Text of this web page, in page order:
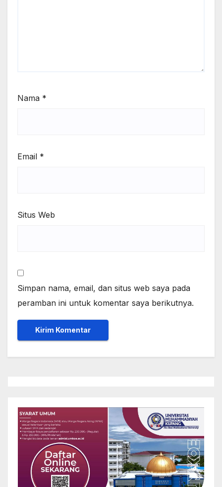
Nama *
Email *
Situs Web
Simpan nama, email, dan situs web saya pada
peramban ini untuk komentar saya berikutnya.